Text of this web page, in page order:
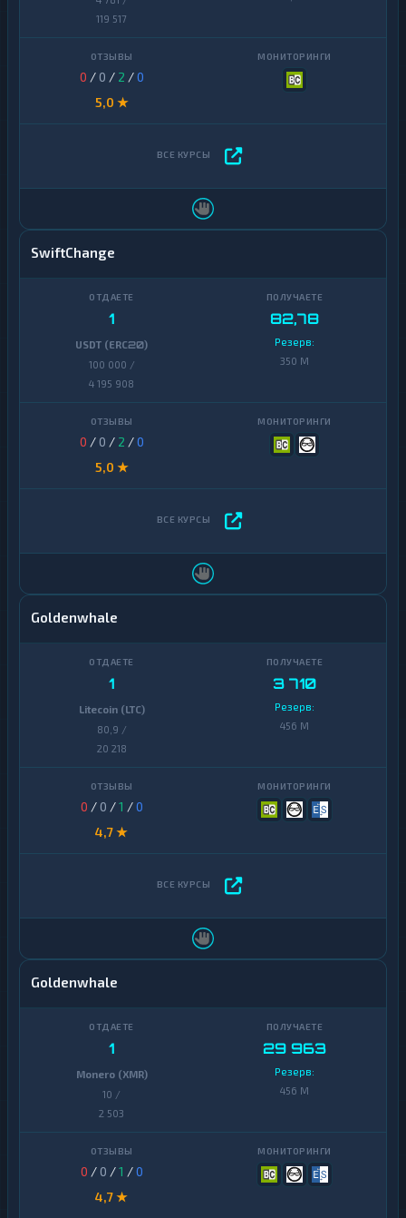
119 517
0 / 0 / 2 /0
5,0 ★
SwiftChange
1
USDT (ERC20)
100 000 /
4 195 908
82,78
Резерв:
350 M
0 / 0 / 2 /0
5,0 ★
Goldenwhale
1
Litecoin (LTC)
80,9 /
20 218
3 710
Резерв:
456 M
0 / 0 /1 /0
4,7 ★
Goldenwhale
1
Monero (XMR)
10 /
2 503
29 963
Резерв:
456 M
0 / 0 /1 /0
4,7 ★